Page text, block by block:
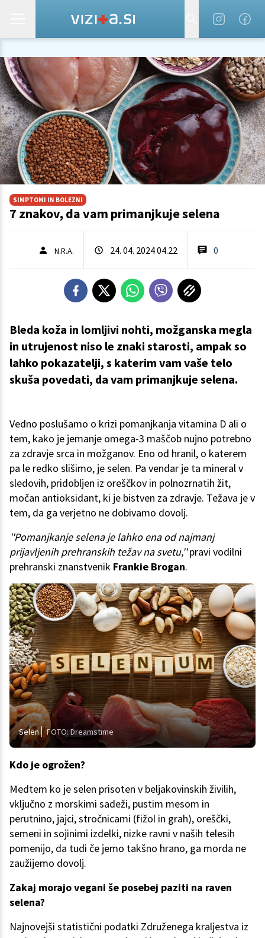
SIMPTOMI IN BOLEZNI
7 znakov, da vam primanjkuje selena
N.R.A. 24. 04. 2024 04.22 0
Bleda koža in lomljivi nohti, možganska megla
in utrujenost niso le znaki starosti, ampak so
lahko pokazatelji, s katerim vam vaše telo
skuša povedati, da vam primanjkuje selena.
Vedno poslušamo o krizi pomanjkanja vitamina D ali o
tem, kako je jemanje omega-3 maščob nujno potrebno
za zdravje srca in možganov. Eno od hranil, o katerem
pa le redko slišimo, je selen. Pa vendar je ta mineral v
sledovih, pridobljen iz oreščkov in polnozrnatih žit,
močan antioksidant, ki je bistven za zdravje. Težava je v
tem, da ga verjetno ne dobivamo dovolj.
''Pomanjkanje selena je lahko ena od najmanj
prijavljenih prehranskih težav na svetu,''pravi vodilni
prehranski znanstvenik Frankie Brogan.
Selen FOTO: Dreamstime
Kdo je ogrožen?
Medtem ko je selen prisoten v beljakovinskih živilih,
vključno z morskimi sadeži, pustim mesom in
perutnino, jajci, stročnicami (fižol in grah), oreščki,
semeni in sojinimi izdelki, nizke ravni v naših telesih
pomenijo, da tudi če jemo takšno hrano, ga morda ne
zaužijemo dovolj.
Zakaj morajo vegani še posebej paziti na raven
selena?
Najnovejši statistični podatki Združenega kraljestva iz